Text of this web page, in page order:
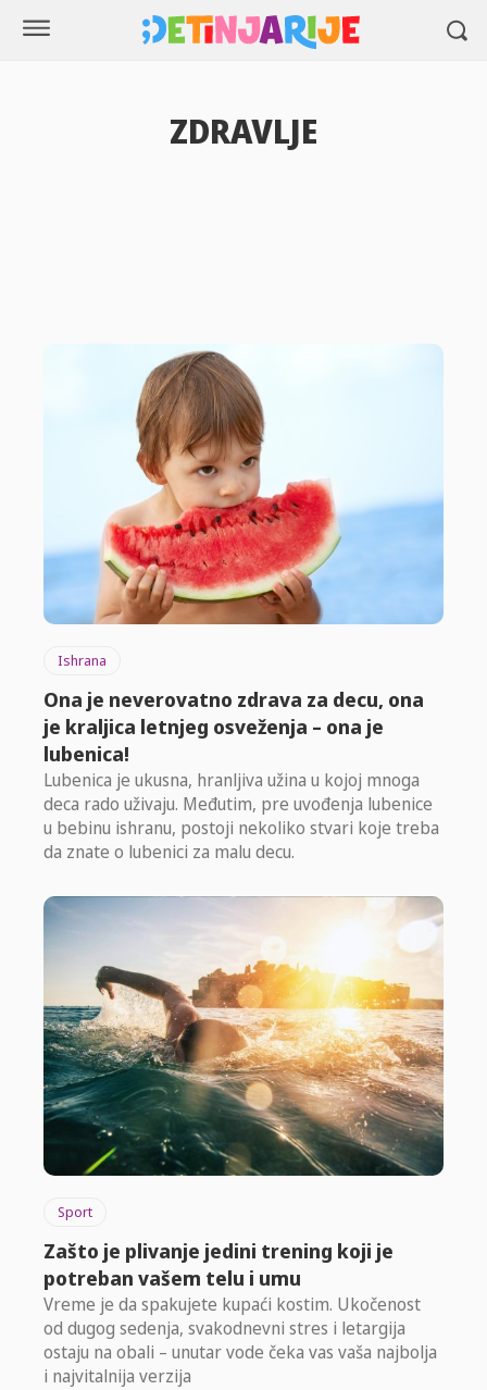
ZDRAVLJE
Ishrana
Ona je neverovatno zdrava za decu, ona
je kraljica letnjeg osveženja – ona je
lubenica!
Lubenica je ukusna, hranljiva užina u kojoj mnoga
deca rado uživaju. Međutim, pre uvođenja lubenice
u bebinu ishranu, postoji nekoliko stvari koje treba
da znate o lubenici za malu decu.
Sport
Zašto je plivanje jedini trening koji je
potreban vašem telu i umu
Vreme je da spakujete kupaći kostim. Ukočenost
od dugog sedenja, svakodnevni stres i letargija
ostaju na obali – unutar vode čeka vas vaša najbolja
i najvitalnija verzija